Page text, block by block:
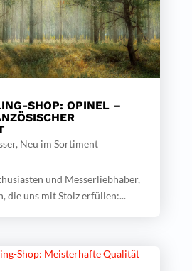
SHOP: OPINEL –
, Neu im Sortiment
und Messerliebhaber,
die uns mit Stolz erfüllen:...